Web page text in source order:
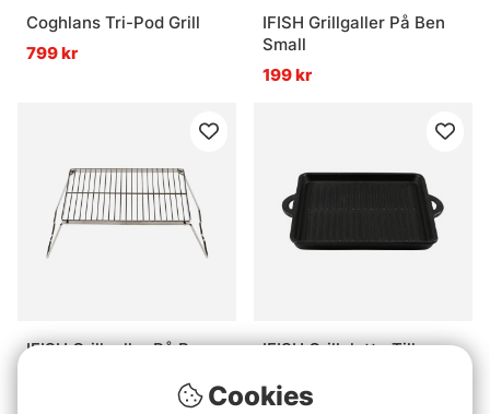
Coghlans Tri-Pod Grill
799 kr
IFISH Grillgaller På Ben
Small
199 kr
IFISH Grillgaller På Ben
IFISH Grillplatta Till
299 kr
Cookies